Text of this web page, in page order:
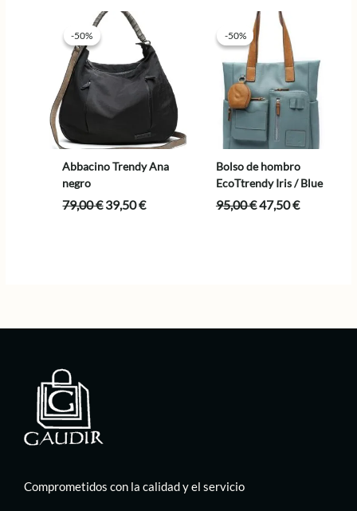
55,00 €.
era:
85,00 €.
-50%
-50%
Abbacino Trendy Ana
negro
79,00€El
39,50€El
-50%
-50%
Bolso de hombro
EcoTtrendy Iris / Blue
95,00€El
47,50€El
Comprometidos con la calidad y el servicio